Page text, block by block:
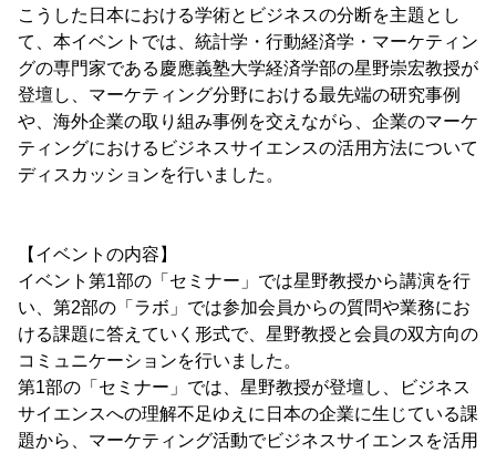
こうした日本における学術とビジネスの分断を主題とし
て、本イベントでは、統計学・行動経済学・マーケティン
グの専門家である慶應義塾大学経済学部の星野崇宏教授が
登壇し、マーケティング分野における最先端の研究事例
や、海外企業の取り組み事例を交えながら、企業のマーケ
ティングにおけるビジネスサイエンスの活用方法について
ディスカッションを行いました。
【イベントの内容】
イベント第1部の「セミナー」では星野教授から講演を行
い、第2部の「ラボ」では参加会員からの質問や業務にお
ける課題に答えていく形式で、星野教授と会員の双方向の
コミュニケーションを行いました。
第1部の「セミナー」では、星野教授が登壇し、ビジネス
サイエンスへの理解不足ゆえに日本の企業に生じている課
題から、マーケティング活動でビジネスサイエンスを活用